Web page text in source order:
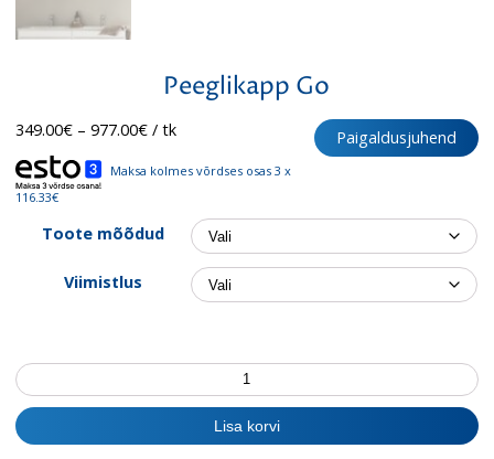
Peeglikapp Go
Paigaldusjuhend
349.00€ – 977.00€Hinnavahemik:
kuni
/ tk
Maksa kolmes võrdses osas 3 x
116.33€
Toote mõõdud
Viimistlus
Peeglikapp
Go
kogus
Lisa korvi